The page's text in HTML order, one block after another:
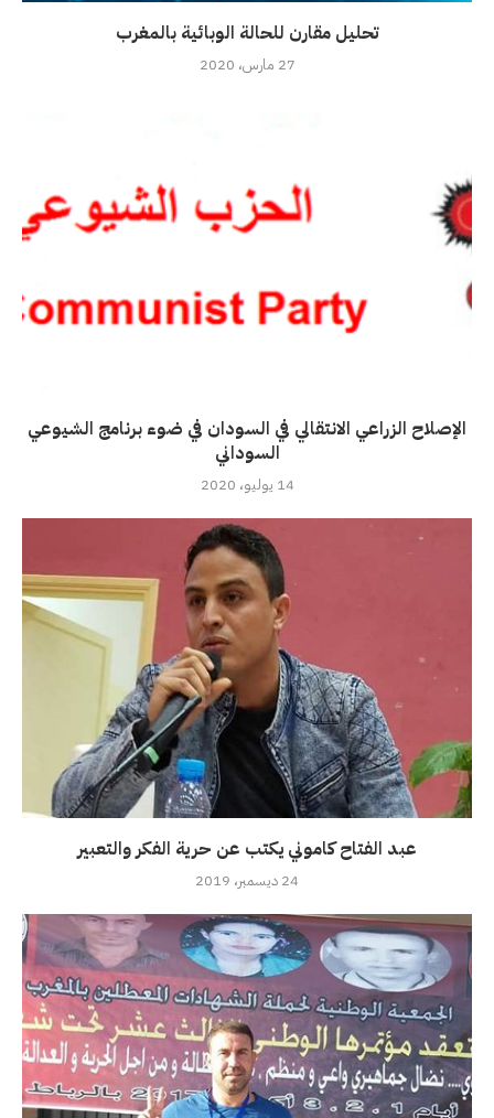
تحليل مقارن للحالة الوبائية بالمغرب
27 مارس، 2020
الإصلاح الزراعي الانتقالي في السودان في ضوء برنامج الشيوعي
السوداني
14 يوليو، 2020
عبد الفتاح كاموني يكتب عن حرية الفكر والتعبير
24 ديسمبر، 2019